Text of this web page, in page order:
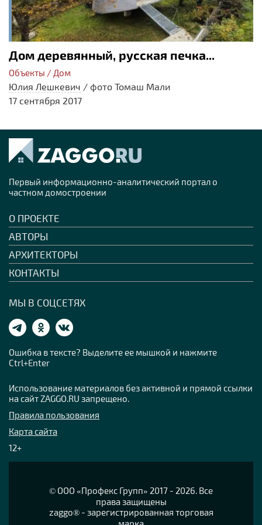
Дом деревянный, русская печка...
Объекты / Дом
Юлия Лешкевич / фото Томаш Мали
17 сентября 2017
Первый информационно-аналитический портал о
частном домостроении
О ПРОЕКТЕ
АВТОРЫ
АРХИТЕКТОРЫ
КОНТАКТЫ
МЫ В СОЦСЕТЯХ
Ошибка в тексте? Выделите ее мышкой и нажмите
Ctrl+Enter
Использование материалов без активной и прямой ссылки
на сайт ZAGGO.RU запрещено.
Правила пользования
Карта сайта
12+
© OOO «Профекс Групп» 2017 - 2026. Все
права защищены
zaggo® - зарегистрированная торговая